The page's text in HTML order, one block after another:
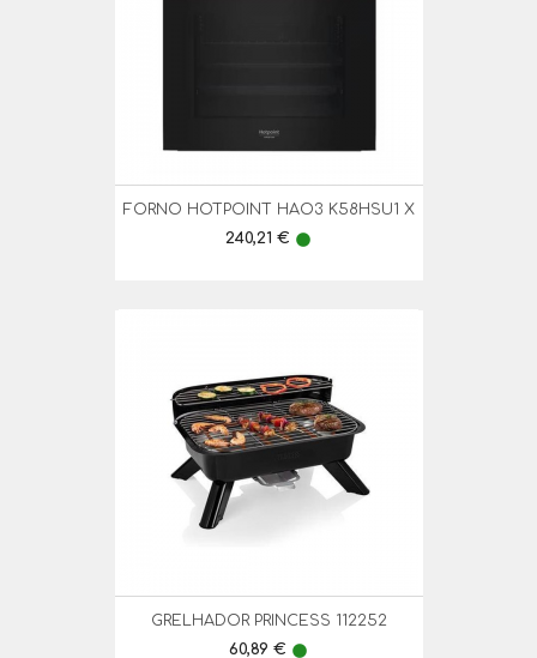
FORNO HOTPOINT HAO3 K58HSU1 X
Preço
240,21 € lens
GRELHADOR PRINCESS 112252
Preço
60,89 € lens